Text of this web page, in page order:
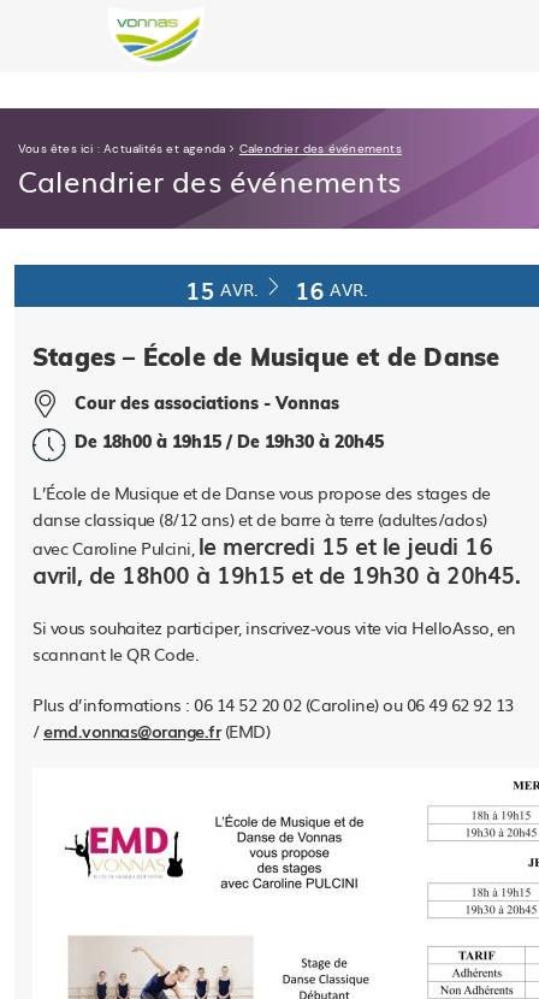
Vous êtes ici :Actualités et agenda > Calendrier des événements
Calendrier des événements
15 AVR. 16 AVR.
Stages – École de Musique et de Danse
Cour des associations - Vonnas
De 18h00 à 19h15 / De 19h30 à 20h45
L’École de Musique et de Danse vous propose des stages de
danse classique (8/12 ans) et de barre à terre (adultes/ados)
avec Caroline Pulcini, le mercredi 15 et le jeudi 16
avril, de 18h00 à 19h15 et de 19h30 à 20h45.
Si vous souhaitez participer, inscrivez-vous vite via HelloAsso, en
scannant le QR Code.
Plus d’informations : 06 14 52 20 02 (Caroline) ou 06 49 62 92 13
/emd.vonnas@orange.fr(EMD)